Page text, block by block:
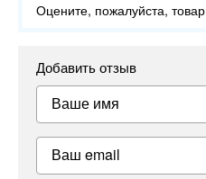
Оцените, пожалуйста, товар
Добавить отзыв
Ваше имя
Ваш email